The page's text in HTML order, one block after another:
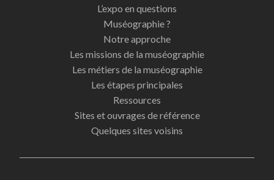
L’expo en questions
Muséographie ?
Notre approche
Les missions de la muséographie
Les métiers de la muséographie
Les étapes principales
Ressources
Sites et ouvrages de référence
Quelques sites voisins